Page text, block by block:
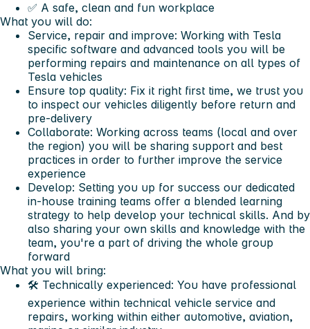
✅ A safe, clean and fun workplace
What you will do:
Service, repair and improve: Working with Tesla
specific software and advanced tools you will be
performing repairs and maintenance on all types of
Tesla vehicles
Ensure top quality: Fix it right first time, we trust you
to inspect our vehicles diligently before return and
pre-delivery
Collaborate: Working across teams (local and over
the region) you will be sharing support and best
practices in order to further improve the service
experience
Develop: Setting you up for success our dedicated
in-house training teams offer a blended learning
strategy to help develop your technical skills. And by
also sharing your own skills and knowledge with the
team, you're a part of driving the whole group
forward
What you will bring:
🛠️ Technically experienced: You have professional
experience within technical vehicle service and
repairs, working within either automotive, aviation,